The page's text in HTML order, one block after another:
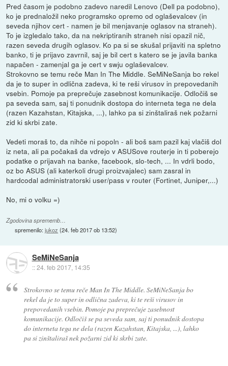
Pred časom je podobno zadevo naredil Lenovo (Dell pa podobno),
ko je prednaložil neko programsko opremo od oglaševalcev (in
seveda njihov cert - namen je bil menjavanje oglasov na straneh).
To je izgledalo tako, da na nekriptiranih straneh nisi opazil nič,
razen seveda drugih oglasov. Ko pa si se skušal prijaviti na spletno
banko, ti je prijavo zavrnil, saj je bil cert s katero se je javila banka
napačen - zamenjal ga je cert v swju oglaševalcev.
Strokovno se temu reče Man In The Middle. SeMiNeSanja bo rekel
da je to super in odlična zadeva, ki te reši virusov in prepovedanih
vsebin. Pomoje pa preprečuje zasebnost komunikacije. Odločiš se
pa seveda sam, saj ti ponudnik dostopa do interneta tega ne dela
(razen Kazahstan, Kitajska, ...), lahko pa si zinštaliraš nek požarni
zid ki skrbi zate.
Vedeti moraš to, da nihče ni popoln - ali boš sam pazil kaj vlačiš dol
iz neta, ali pa počakaš da vdrejo v ASUSove routerje in ti poberejo
podatke o prijavah na banke, facebook, slo-tech, ... In vdrli bodo,
oz bo ASUS (ali katerkoli drugi proizvajalec) sam zasral in
hardcodal administratorski user/pass v router (Fortinet, Juniper,...)
No, mi o volku =)
Zgodovina sprememb…
spremenilo:jukoz (24. feb 2017 ob 13:52)
SeMiNeSanja
::24. feb 2017, 14:35
Strokovno se temu reče Man In The Middle. SeMiNeSanja bo
rekel da je to super in odlična zadeva, ki te reši virusov in
prepovedanih vsebin. Pomoje pa preprečuje zasebnost
komunikacije. Odločiš se pa seveda sam, saj ti ponudnik dostopa
do interneta tega ne dela (razen Kazahstan, Kitajska, ...), lahko
pa si zinštaliraš nek požarni zid ki skrbi zate.